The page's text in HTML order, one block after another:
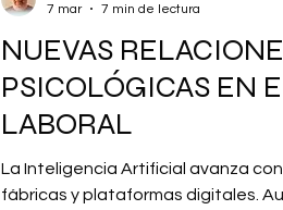
NUEVAS
PSICOLÓGICAS EN
LABORAL
La Inteligencia Artificial avanza
fábricas y plataformas digitales.
7 mar
7 min de lectura